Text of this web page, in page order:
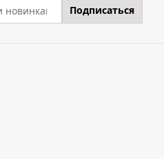
Подписаться